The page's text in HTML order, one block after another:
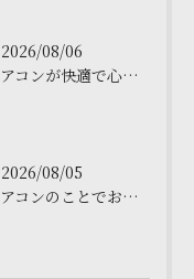
2026/08/06
エアコンが快適で心地よい空間を作ります❄️
2026/08/05
エアコンのことでお困りですか❓仙台の私たちにお任せください。